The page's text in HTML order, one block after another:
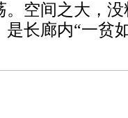
空间之大，
长廊内“一贫